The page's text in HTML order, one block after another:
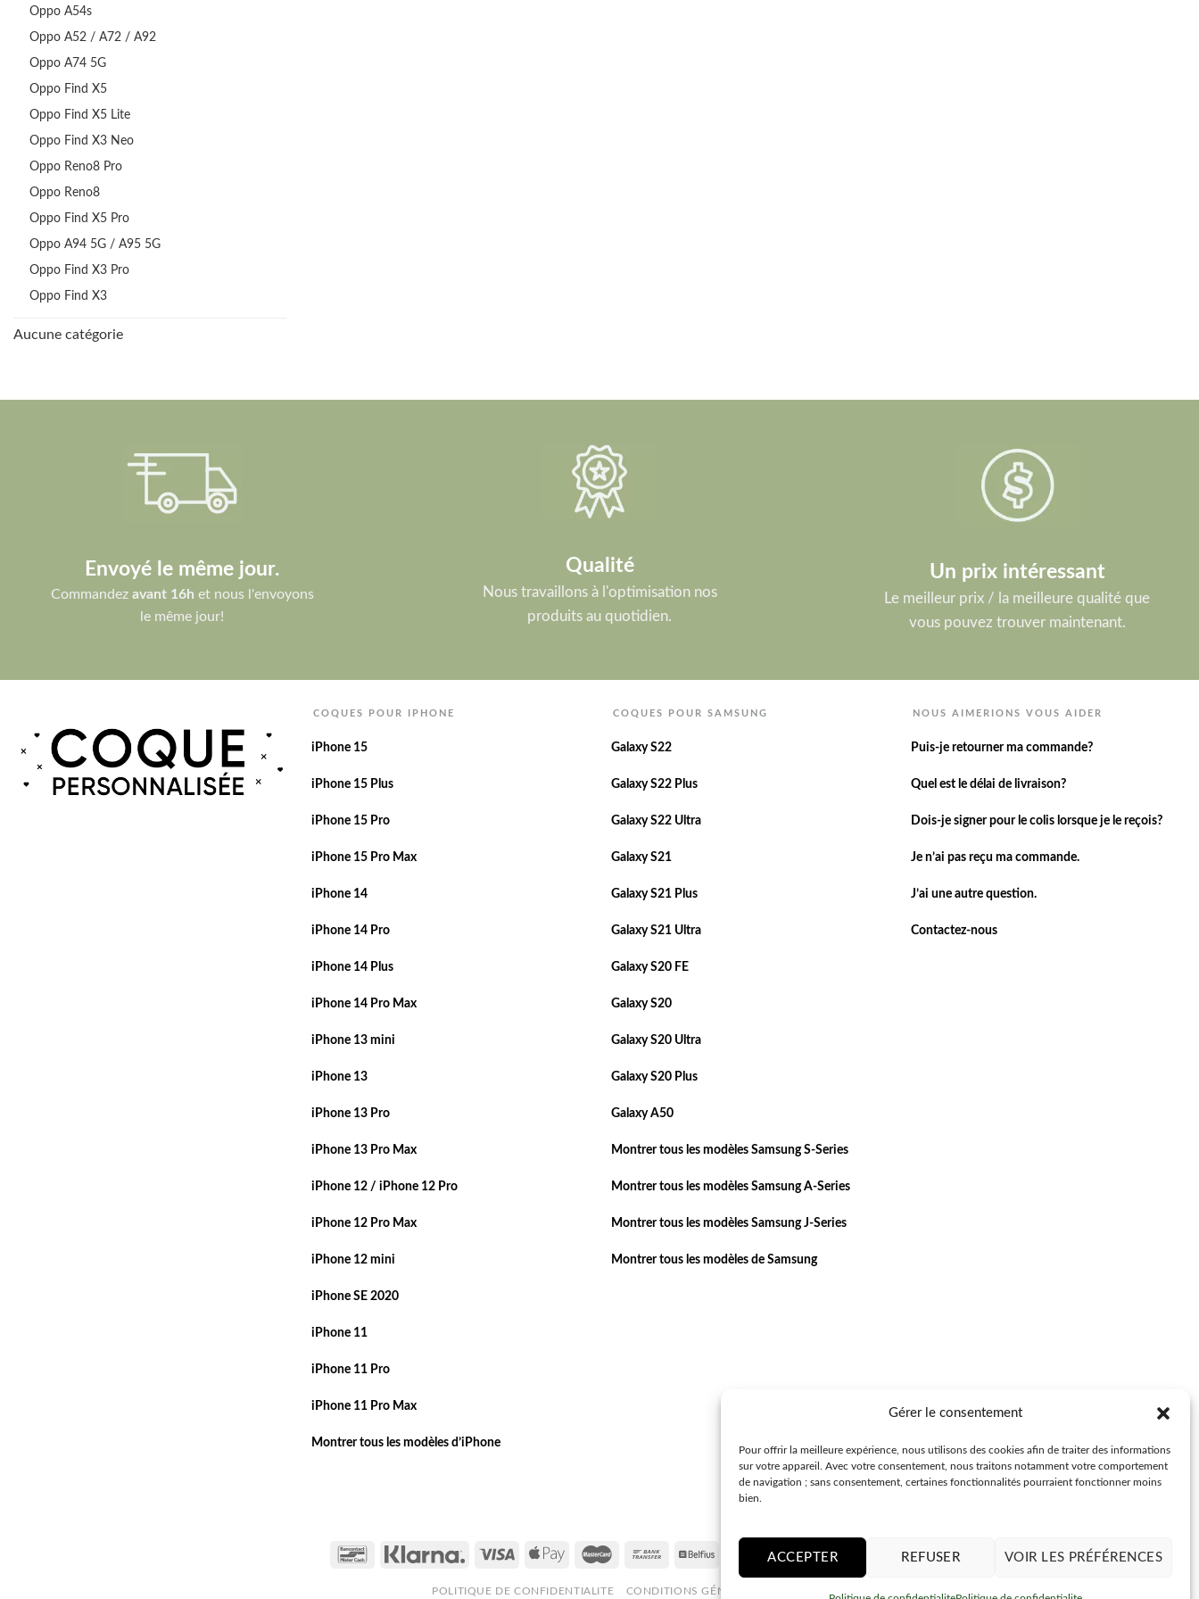
Gérer le consentement
Pour offrir la meilleure expérience, nous utilisons des cookies afin de traiter des informations
sur votre appareil. Avec votre consentement, nous traitons notamment votre comportement
de navigation ; sans consentement, certaines fonctionnalités pourraient fonctionner moins
bien.
ACCEPTER REFUSER VOIR LES PRÉFÉRENCES
Oppo A54s
Oppo A52 / A72 / A92
Oppo A74 5G
Oppo Find X5
Oppo Find X5 Lite
Oppo Find X3 Neo
Oppo Reno8 Pro
Oppo Reno8
Oppo Find X5 Pro
Oppo A94 5G / A95 5G
Oppo Find X3 Pro
Oppo Find X3
Aucune catégorie
Envoyé le même jour.
Commandez avant 16h et nous l'envoyons
le même jour!
Qualité
Nous travaillons à l'optimisation nos
produits au quotidien.
Un prix intéressant
Le meilleur prix / la meilleure qualité que
vous pouvez trouver maintenant.
COQUES POUR IPHONE
iPhone 15
iPhone 15 Plus
iPhone 15 Pro
iPhone 15 Pro Max
iPhone 14
iPhone 14 Pro
iPhone 14 Plus
iPhone 14 Pro Max
iPhone 13 mini
iPhone 13
iPhone 13 Pro
iPhone 13 Pro Max
iPhone 12 / iPhone 12 Pro
iPhone 12 Pro Max
iPhone 12 mini
iPhone SE 2020
iPhone 11
iPhone 11 Pro
iPhone 11 Pro Max
Montrer tous les modèles d’iPhone
COQUES POUR SAMSUNG
Galaxy S22
Galaxy S22 Plus
Galaxy S22 Ultra
Galaxy S21
Galaxy S21 Plus
Galaxy S21 Ultra
Galaxy S20 FE
Galaxy S20
Galaxy S20 Ultra
Galaxy S20 Plus
Galaxy A50
Montrer tous les modèles Samsung S-Series
Montrer tous les modèles Samsung A-Series
Montrer tous les modèles Samsung J-Series
Montrer tous les modèles de Samsung
NOUS AIMERIONS VOUS AIDER
Puis-je retourner ma commande?
Quel est le délai de livraison?
Dois-je signer pour le colis lorsque je le reçois?
Je n’ai pas reçu ma commande.
J’ai une autre question.
Contactez-nous
POLITIQUE DE CONFIDENTIALITE CONDITIONS GÉNÉRALES